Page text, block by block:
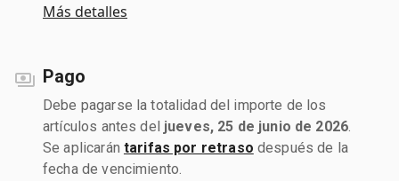
Más detalles
Pago
Debe pagarse la totalidad del importe de los
artículos antes del jueves, 25 de junio de 2026
Se aplicarán tarifas por retraso después de la
fecha de vencimiento.